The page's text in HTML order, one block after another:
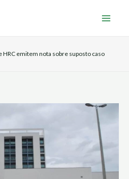
HRC emitem nota sobre suposto caso